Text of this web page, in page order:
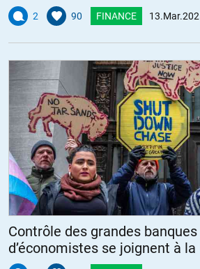
2 90 FINANCE
Contrôle des grandes
d’économistes se joignent à